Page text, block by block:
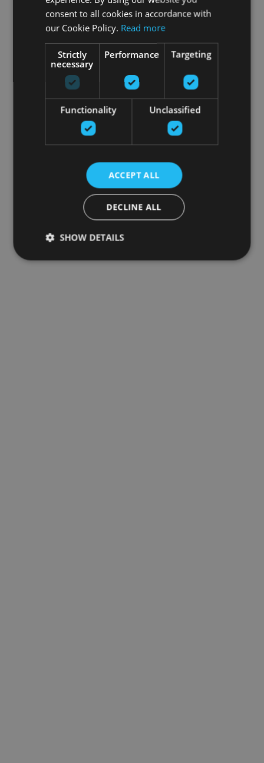
consent to all cookies in accordance with
our Cookie Policy. Read more
Strictly
necessary
Performance Targeting
Functionality Unclassified
ACCEPT ALL
DECLINE ALL
SHOW DETAILS